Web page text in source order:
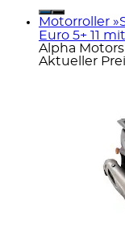
Motorroller
Euro 5+ 11
Alpha Motors
Aktueller